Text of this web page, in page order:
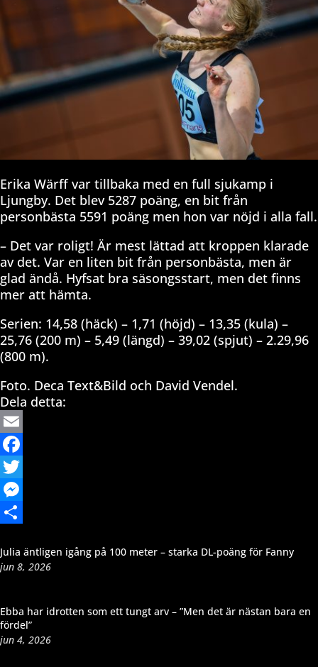
Erika Wärff var tillbaka med en full sjukamp i
Ljungby. Det blev 5287 poäng, en bit från
personbästa 5591 poäng men hon var nöjd i alla fall.
– Det var roligt! Är mest lättad att kroppen klarade
av det. Var en liten bit från personbästa, men är
glad ändå. Hyfsat bra säsongsstart, men det finns
mer att hämta.
Serien: 14,58 (häck) – 1,71 (höjd) – 13,35 (kula) –
25,76 (200 m) – 5,49 (längd) – 39,02 (spjut) – 2.29,96
(800 m).
Foto. Deca Text&Bild och David Vendel.
Dela detta:
Email
Facebook
Twitter
Messenger
Julia äntligen igång på 100 meter – starka DL-poäng för Fanny
jun 8, 2026
Ebba har idrotten som ett tungt arv – ”Men det är nästan bara en
fördel”
jun 4, 2026